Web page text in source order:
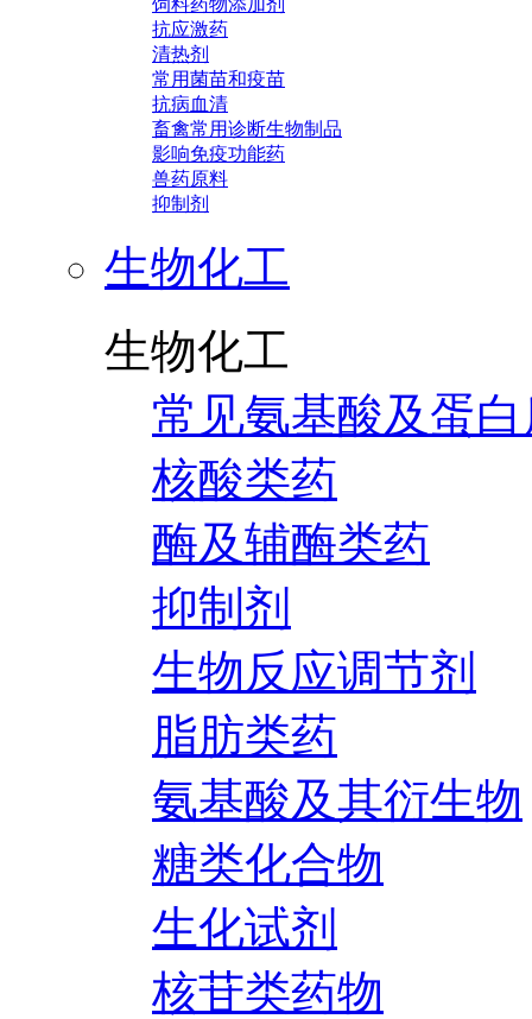
饲料药物添加剂
抗应激药
清热剂
常用菌苗和疫苗
抗病血清
畜禽常用诊断生物制品
影响免疫功能药
兽药原料
抑制剂
生物化工
生物化工
常见氨基酸及蛋
核酸类药
酶及辅酶类药
抑制剂
生物反应调节剂
脂肪类药
氨基酸及其衍生物
糖类化合物
生化试剂
核苷类药物